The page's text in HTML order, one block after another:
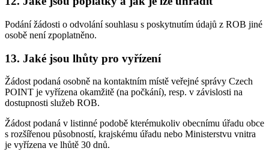
Podání žádosti o odvolání souhlasu s poskytnutím údajů z ROB jiné
osobě není zpoplatněno.
13. Jaké jsou lhůty pro vyřízení
Žádost podaná osobně na kontaktním místě veřejné správy Czech
POINT je vyřízena okamžitě (na počkání), resp. v závislosti na
dostupnosti služeb ROB.
Žádost podaná v listinné podobě kterémukoliv obecnímu úřadu obce
s rozšířenou působností, krajskému úřadu nebo Ministerstvu vnitra
je vyřízena ve lhůtě 30 dnů.